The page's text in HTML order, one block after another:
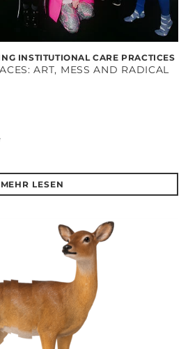
INSTITUTIONAL CARE PRACTICES
ART, MESS AND RADICAL
MEHR LESEN